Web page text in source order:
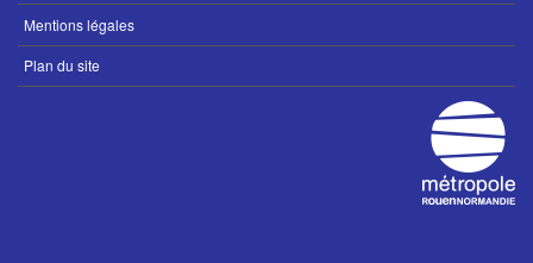
PAGE
Mentions légales
Plan du site